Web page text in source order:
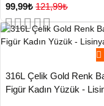
99,99₺ 121,99₺
316L Çelik Gold Renk
Figür Kadın Yüzük -